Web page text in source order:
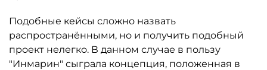
Подобные кейсы сложно назвать
распространёнными, но и получить подобный
проект нелегко. В данном случае в пользу
"Инмарин" сыграла концепция, положенная в